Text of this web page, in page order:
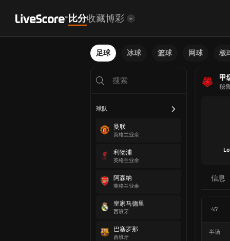
比分收藏博彩
足球 冰球 篮球 网球 板
球队
曼联
英格兰业余
利物浦
英格兰业余
阿森纳
英格兰业余
皇家马德里
西班牙
巴塞罗那
西班牙
甲
秘
信息
45'
半场